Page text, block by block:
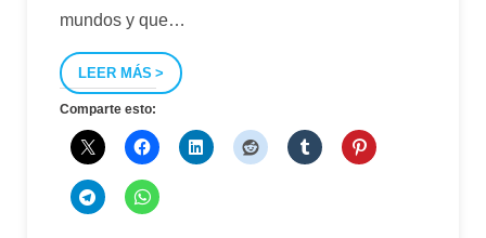
mundos y que…
LEER MÁS
Comparte esto: